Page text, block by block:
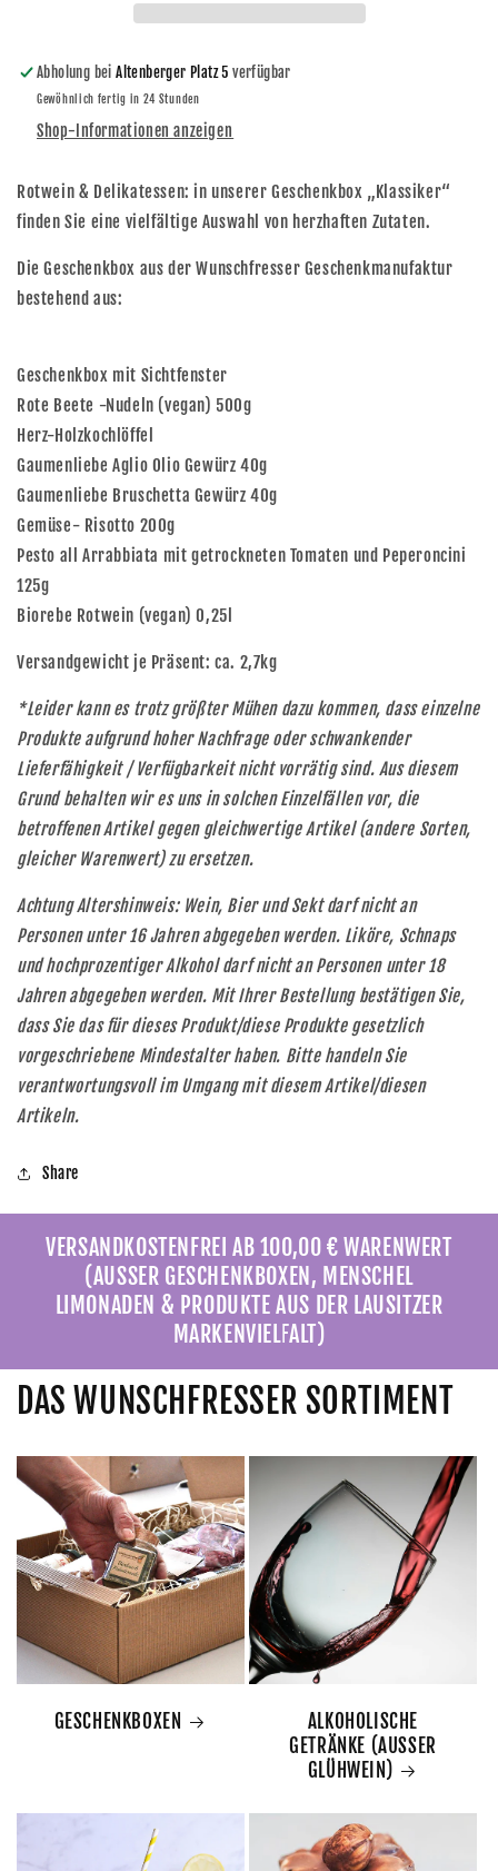
Abholung beiAltenberger Platz 5 verfügbar
Gewöhnlich fertig in 24 Stunden
Shop-Informationen anzeigen
Rotwein & Delikatessen: in unserer Geschenkbox „Klassiker“
finden Sie eine vielfältige Auswahl von herzhaften Zutaten.
Die Geschenkbox aus der Wunschfresser Geschenkmanufaktur
bestehend aus:
Geschenkbox mit Sichtfenster
Rote Beete -Nudeln (vegan) 500g
Herz-Holzkochlöffel
Gaumenliebe Aglio Olio Gewürz 40g
Gaumenliebe Bruschetta Gewürz 40g
Gemüse- Risotto 200g
Pesto all Arrabbiata mit getrockneten Tomaten und Peperoncini
125g
Biorebe Rotwein (vegan) 0,25l
Versandgewicht je Präsent: ca. 2,7kg
*Leider kann es trotz größter Mühen dazu kommen, dass einzelne
Produkte aufgrund hoher Nachfrage oder schwankender
Lieferfähigkeit / Verfügbarkeit nicht vorrätig sind. Aus diesem
Grund behalten wir es uns in solchen Einzelfällen vor, die
betroffenen Artikel gegen gleichwertige Artikel (andere Sorten,
gleicher Warenwert) zu ersetzen.
Achtung Altershinweis: Wein, Bier und Sekt darf nicht an
Personen unter 16 Jahren abgegeben werden. Liköre, Schnaps
und hochprozentiger Alkohol darf nicht an Personen unter 18
Jahren abgegeben werden. Mit Ihrer Bestellung bestätigen Sie,
dass Sie das für dieses Produkt/diese Produkte gesetzlich
vorgeschriebene Mindestalter haben. Bitte handeln Sie
verantwortungsvoll im Umgang mit diesem Artikel/diesen
Artikeln.
Share
VERSANDKOSTENFREI AB 100,00 € WARENWERT
(AUSSER GESCHENKBOXEN, MENSCHEL
LIMONADEN & PRODUKTE AUS DER LAUSITZER
MARKENVIELFALT)
DAS WUNSCHFRESSER SORTIMENT
GESCHENKBOXEN
ALKOHOLISCHE
GETRÄNKE (AUSSER
GLÜHWEIN)